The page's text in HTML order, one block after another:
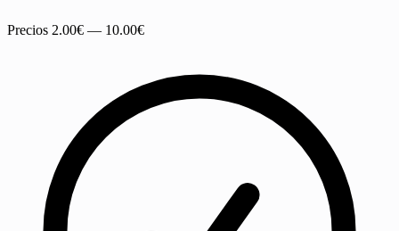
Precios 2.00€ — 10.00€